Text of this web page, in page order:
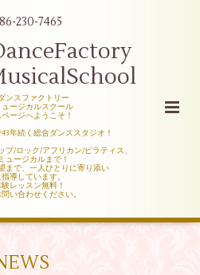
230-7465
ンスファクトリー
ュージカルスクール
ージへようこそ！
年続く総合ダンススタジオ！
プ/ロック/アフリカン/ピラティス、
ュージカルまで！
まで、一人ひとりに寄り添い
導しています。
レッスン無料！
い合わせください。